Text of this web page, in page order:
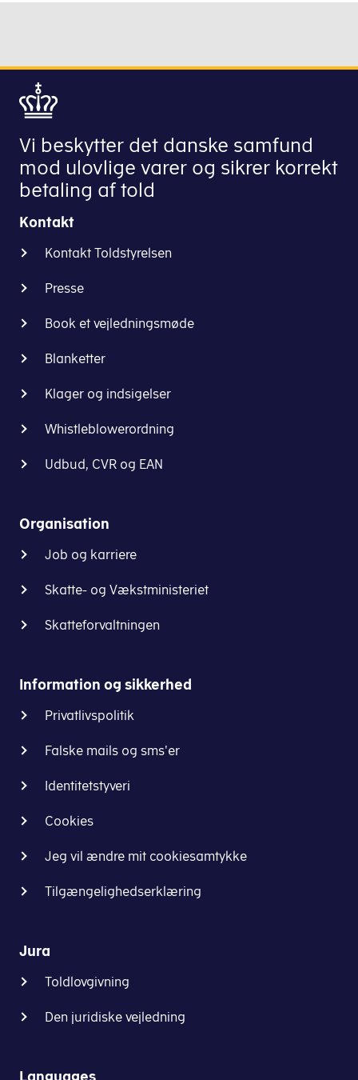
Vi beskytter det danske samfund
mod ulovlige varer og sikrer korrekt
betaling af told
Kontakt
Kontakt Toldstyrelsen
Presse
Book et vejledningsmøde
Blanketter
Klager og indsigelser
Whistleblowerordning
Udbud, CVR og EAN
Organisation
Job og karriere
Skatte- og Vækstministeriet
Skatteforvaltningen
Information og sikkerhed
Privatlivspolitik
Falske mails og sms'er
Identitetstyveri
Cookies
Jeg vil ændre mit cookiesamtykke
Tilgængelighedserklæring
Jura
Toldlovgivning
Den juridiske vejledning